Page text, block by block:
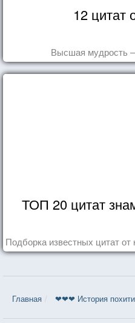
12 цитат
Высшая мудрость
ТОП 20 цитат
Подборка известных цитат
Главная ❤❤❤ История